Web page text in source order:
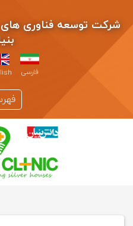
شرکت توسعه فناوری
فارسی